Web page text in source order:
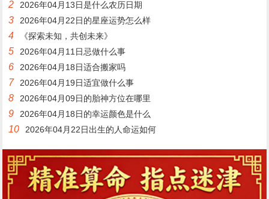
2 2026年04月13日是什么农历日期
3 2026年04月22日的星座运势怎么样
4 《探索未知，共创未来》
5 2026年04月11日忌做什么事
6 2026年04月18日适合搬家吗
7 2026年04月19日适宜做什么事
8 2026年04月09日的胎神方位在哪里
9 2026年04月18日的幸运颜色是什么
10 2026年04月22日出生的人命运如何